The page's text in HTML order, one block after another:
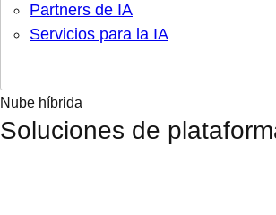
Partners de IA
Servicios para la IA
Nube híbrida
Soluciones de